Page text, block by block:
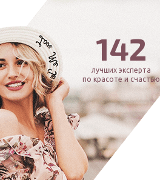
142
лучших эксперта
по красоте и счастью